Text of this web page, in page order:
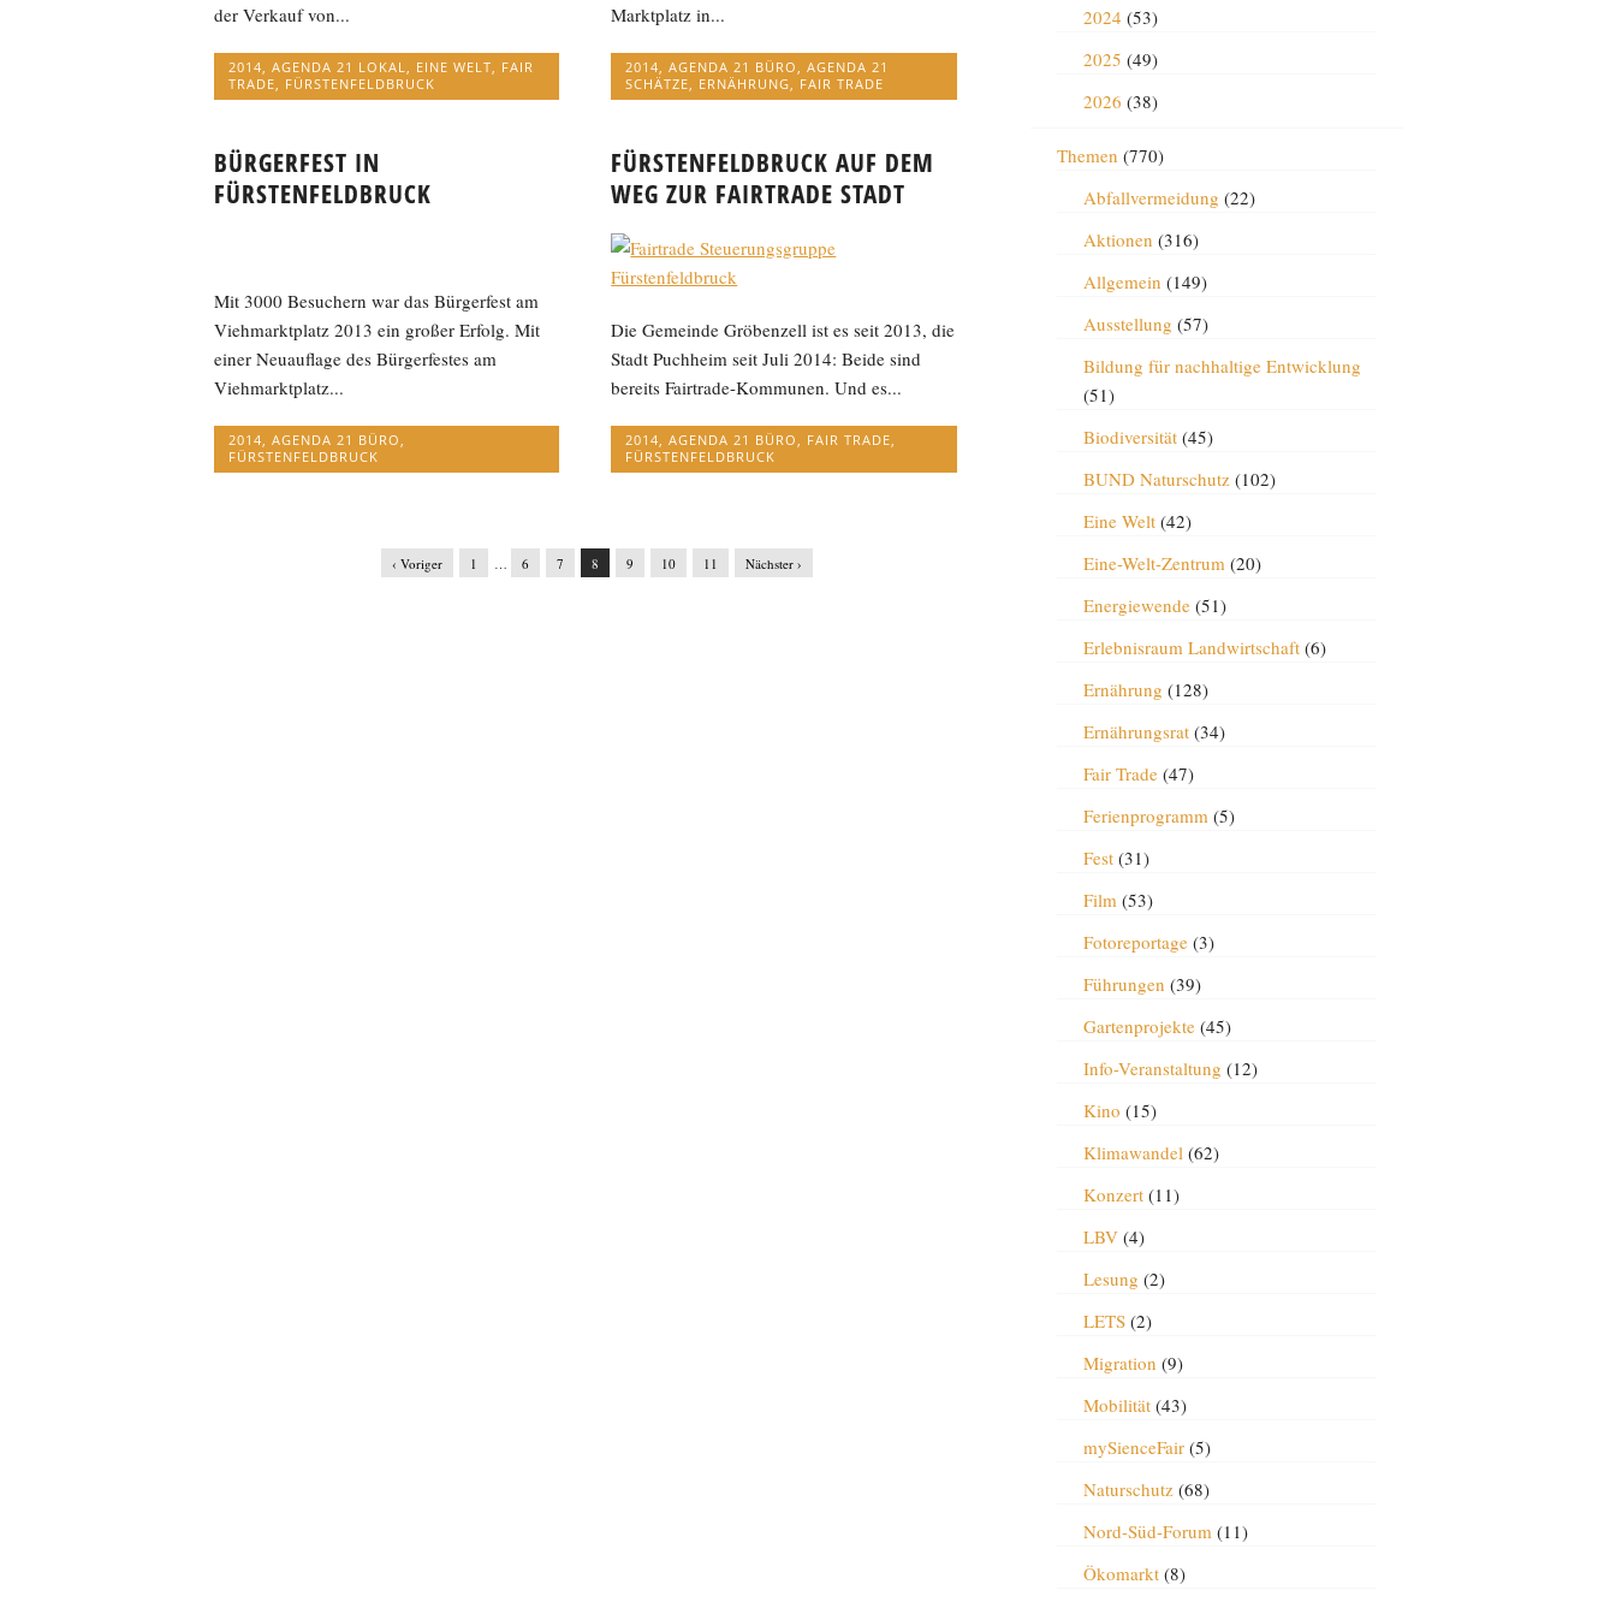
der Verkauf von...
2014, AGENDA 21 LOKAL, EINE WELT, FAIR
TRADE, FÜRSTENFELDBRUCK
Marktplatz in...
2014,AGENDA 21 BÜRO,AGENDA 21
SCHÄTZE, ERNÄHRUNG, FAIR TRADE
BÜRGERFEST IN
FÜRSTENFELDBRUCK
Mit 3000 Besuchern war das Bürgerfest am
Viehmarktplatz 2013 ein großer Erfolg. Mit
einer Neuauflage des Bürgerfestes am
Viehmarktplatz...
2014 AGENDA 21 BÜRO
FÜRSTENFELDBRUCK
FÜRSTENFELDBRUCK AUF DEM
WEG ZUR FAIRTRADE STADT
Die Gemeinde Gröbenzell ist es seit 2013, die
Stadt Puchheim seit Juli 2014: Beide sind
bereits Fairtrade-Kommunen. Und es...
2014 ,AGENDA 21 BÜRO FAIR TRADE
FÜRSTENFELDBRUCK
‹ Voriger 1 … 6 7 8 9 10 11 Nächster ›
2024 (53)
2025 (49)
2026 (38)
Themen (770)
Abfallvermeidung (22)
Aktionen (316)
Allgemein (149)
Ausstellung (57)
Bildung für nachhaltige Entwicklung
(51)
Biodiversität(45)
BUND Naturschutz(102)
Eine Welt(42)
Eine-Welt-Zentrum(20)
Energiewende(51)
Erlebnisraum Landwirtschaft(6)
Ernährung (128)
Ernährungsrat(34)
Fair Trade(47)
Ferienprogramm(5)
Fest(31)
Film(53)
Fotoreportage(3)
Führungen (39)
Gartenprojekte(45)
Info-Veranstaltung (12)
Kino (15)
Klimawandel(62)
Konzert(11)
LBV(4)
Lesung (2)
LETS(2)
Migration (9)
Mobilität(43)
mySienceFair(5)
Naturschutz(68)
Nord-Süd-Forum(11)
Ökomarkt(8)